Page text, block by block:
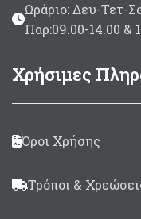
Ωράριο: Δευ-Τετ-
Παρ:09.00-14.00 &
Χρήσιμες
Όροι Χρήσης
Τρόποι &